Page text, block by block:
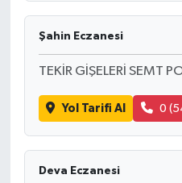
Şahin Eczanesi
TEKİR GİŞELERİ SEMT
Yol Tarifi Al 0
Deva Eczanesi